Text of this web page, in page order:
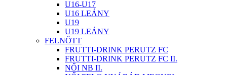
U16-U17
U16 LEÁNY
U19
U19 LEÁNY
FELNŐTT
FRUTTI-DRINK PERUTZ FC
FRUTTI-DRINK PERUTZ FC II.
NŐI NB II.